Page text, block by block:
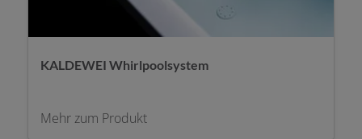
KALDEWEI Whirlpoolsystem
Mehr zum Produkt